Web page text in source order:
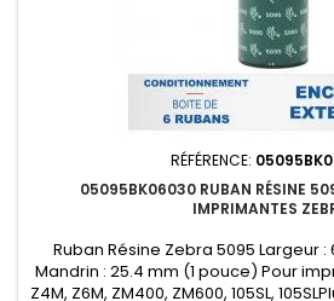
RÉFÉRENCE:
05095BK06030 RUBAN RÉSINE
IMPRIMANTES
Ruban Résine Zebra 5095 Largeur
Mandrin : 25.4 mm (1 pouce) Pour
Z4M, Z6M, ZM400, ZM600, 105SL,